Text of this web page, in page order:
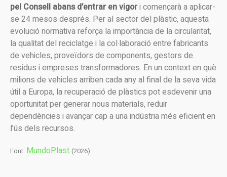
pel Consell abans d’entrar en vigori començarà a aplicar-
se 24 mesos després. Per al sector del plàstic, aquesta
evolució normativa reforça la importància de la circularitat,
la qualitat del reciclatge i la col·laboració entre fabricants
de vehicles, proveïdors de components, gestors de
residus i empreses transformadores. En un context en què
milions de vehicles arriben cada any al final de la seva vida
útil a Europa, la recuperació de plàstics pot esdevenir una
oportunitat per generar nous materials, reduir
dependències i avançar cap a una indústria més eficient en
l’ús dels recursos.
Font: MundoPlast(2026)